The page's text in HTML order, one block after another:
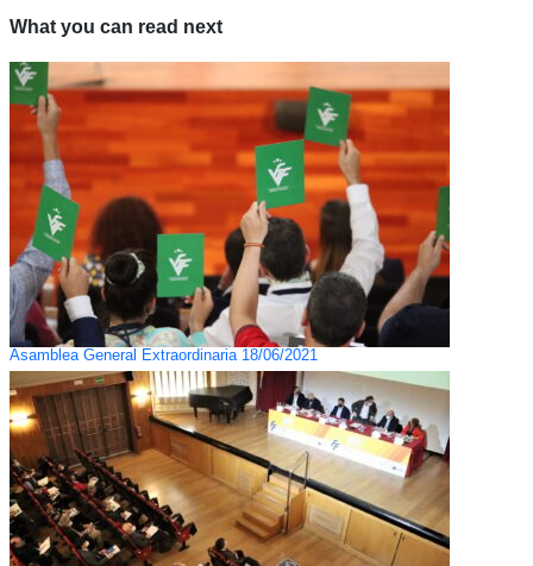
What you can read next
Asamblea General Extraordinaria 18/06/2021